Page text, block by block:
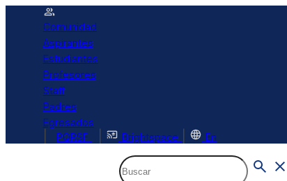
Comunidad
Aspirantes
Estudiantes
Profesores
Staff
Padres
Egresados
PQRSF Brightspace En